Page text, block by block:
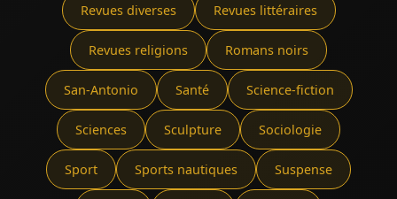
Revues diverses Revues littéraires
Revues religions Romans noirs
San-Antonio Santé Science-fiction
Sciences Sculpture Sociologie
Sport Sports nautiques Suspense